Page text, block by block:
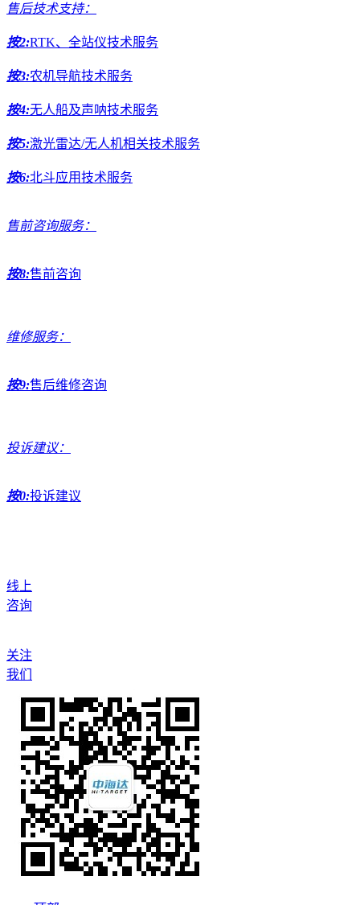
售后技术支持：
按2:RTK、全站仪技术服务
按3:农机导航技术服务
按4:无人船及声呐技术服务
按5:激光雷达/无人机相关技术服务
按6:北斗应用技术服务
售前咨询服务：
按8:售前咨询
维修服务：
按9:售后维修咨询
投诉建议：
按0:投诉建议
线上
咨询
关注
我们